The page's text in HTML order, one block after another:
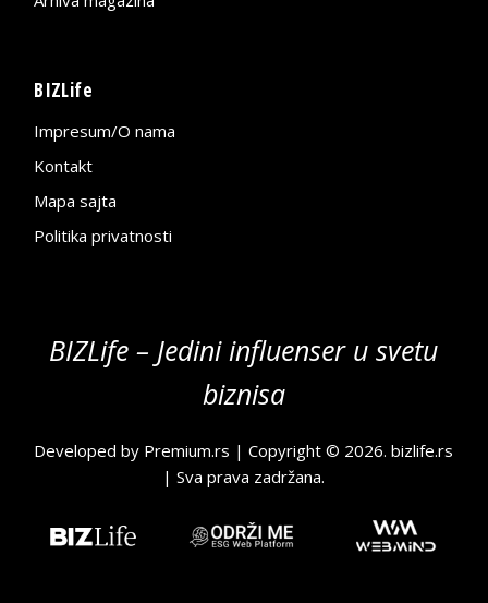
BIZLife
Impresum/O nama
Kontakt
Mapa sajta
Politika privatnosti
BIZLife – Jedini influenser u svetu
biznisa
Developed by Premium.rs | Copyright © 2026.bizlife.rs
| Sva prava zadržana.